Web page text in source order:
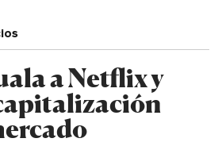
a Netflix y